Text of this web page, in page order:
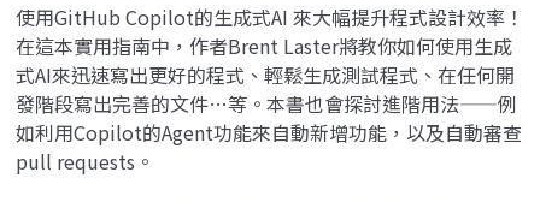
使用GitHub Copilot的生成式AI 來大幅提升程式設計效率！
在這本實用指南中，作者Brent Laster將教你如何使用生成
式AI來迅速寫出更好的程式、輕鬆生成測試程式、在任何開
發階段寫出完善的文件…等。本書也會探討進階用法——例
如利用Copilot的Agent功能來自動新增功能，以及自動審查
pull requests。